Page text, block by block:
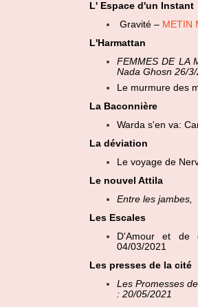
L' Espace d'un Instant
Gravité – METIN
L'Harmattan
FEMMES DE LA
Nada Ghosn 26/
Le murmure des
La Baconnière
Warda s'en va:
La déviation
Le voyage de
Le nouvel Attila
Entre les jambes,
Les Escales
D'Amour et
04/03/2021
Les presses de la cité
Les Promesses
: 20/05/2021